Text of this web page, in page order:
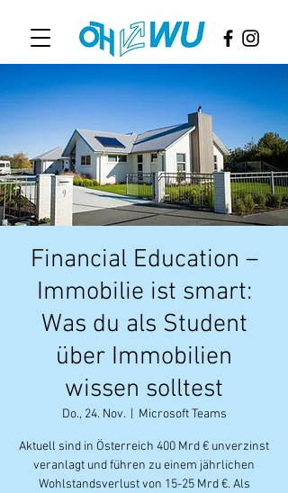
Financial Education –
Immobilie ist smart:
Was du als Student
über Immobilien
wissen solltest
Do., 24. Nov.
  |
Microsoft Teams
Aktuell sind in Österreich 400 Mrd € unverzinst
veranlagt und führen zu einem jährlichen
Wohlstandsverlust von 15-25 Mrd €. Als